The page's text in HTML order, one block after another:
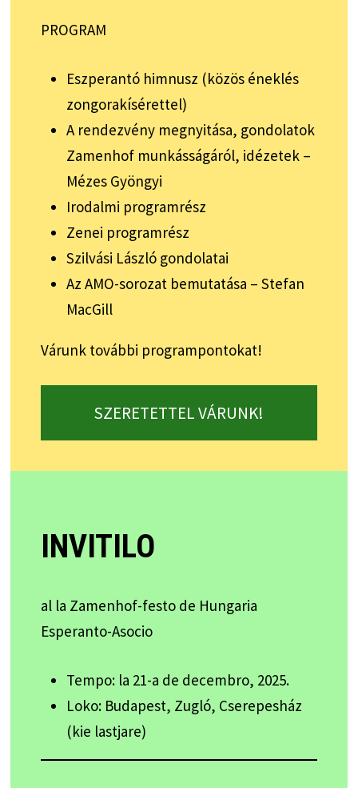
PROGRAM
Eszperantó himnusz (közös éneklés
zongorakísérettel)
A rendezvény megnyitása, gondolatok
Zamenhof munkásságáról, idézetek –
Mézes Gyöngyi
Irodalmi programrész
Zenei programrész
Szilvási László gondolatai
Az AMO-sorozat bemutatása – Stefan
MacGill
Várunk további programpontokat!
SZERETETTEL VÁRUNK!
INVITILO
al la Zamenhof-festo de Hungaria
Esperanto-Asocio
Tempo: la 21-a de decembro, 2025.
Loko: Budapest, Zugló, Cserepesház
(kie lastjare)